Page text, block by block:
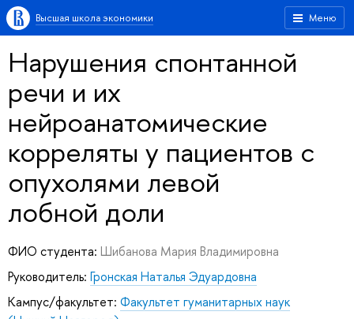
Меню
Высшая школа экономики
Нарушения спонтанной
речи и их
нейроанатомические
корреляты у пациентов с
опухолями левой
лобной доли
ФИО студента: Шибанова Мария Владимировна
Руководитель: Гронская Наталья Эдуардовна
Кампус/факультет: Факультет гуманитарных наук